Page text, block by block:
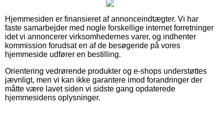
Hjemmesiden er finansieret af annonceindtægter. Vi har
faste samarbejder med nogle forskellige internet forretninger
idet vi annoncerer virksomhedernes varer, og indhenter
kommission forudsat en af de besøgende på vores
hjemmeside udfører en bestilling.
Orientering vedrørende produkter og e-shops understøttes
jævnligt, men vi kan ikke garantere imod forandringer der
måtte være lavet siden vi sidste gang opdaterede
hjemmesidens oplysninger.